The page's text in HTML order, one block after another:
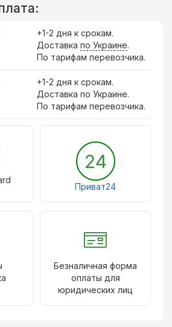
+1-2 дня к срокам.
Доставка по Украине.
По тарифам перевозчика.
+1-2 дня к срокам.
Доставка по Украине.
По тарифам перевозчика.
24
Приват24
Безналичная форма
оплаты для
юридических лиц